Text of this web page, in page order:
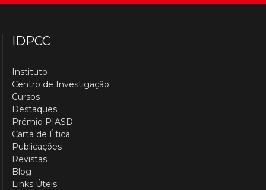
IDPCC
Instituto
Centro de Investigação
Cursos
Destaques
Prémio PIASD
Carta de Ética
Publicações
Revistas
Blog
Links Úteis